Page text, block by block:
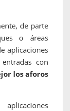
de parte
o áreas
aplicaciones
con
los aforos